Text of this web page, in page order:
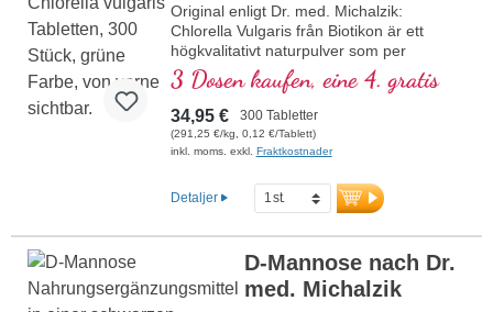
Original enligt Dr. med. Michalzik:
Chlorella Vulgaris från Biotikon är ett
högkvalitativt naturpulver som per
dagsdos (2 x 5 presslingar) ger 4 000 mg
rent Chlorella-pulver. Algen innehåller 2
120 mg proteiner, 100 mg klorofyll och 30
mg karotenoider och stödjer kroppen på
ett naturligt sätt. Ett PAK-värde på < 10
understryker produktens renhet. Fri från
alla tillsatser, vegansk och förpackad med
mer information om Chlorella
Vulgaris
3 Dosen kaufen, eine 4. gratis
34,95 € 300 Tabletter
(291,25 €/kg, 0,12 €/Tablett)
inkl. moms. exkl. Fraktkostnader
Detaljer
D-Mannose nach Dr.
med. Michalzik